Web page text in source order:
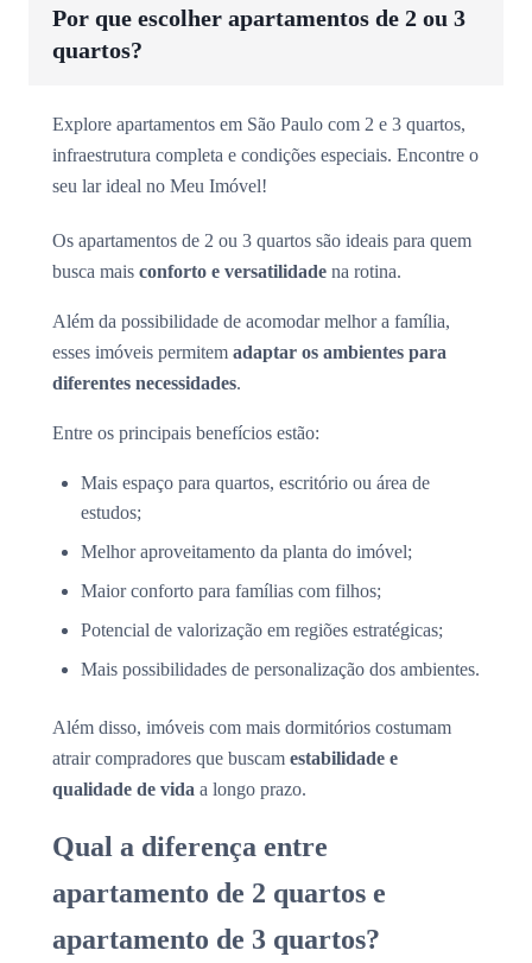
Por que escolher apartamentos de 2 ou 3
quartos?
Explore apartamentos em São Paulo com 2 e 3 quartos,
infraestrutura completa e condições especiais. Encontre o
seu lar ideal no Meu Imóvel!
Os apartamentos de 2 ou 3 quartos são ideais para quem
busca mais conforto e versatilidade na rotina.
Além da possibilidade de acomodar melhor a família,
esses imóveis permitem adaptar os ambientes para
diferentes necessidades.
Entre os principais benefícios estão:
Mais espaço para quartos, escritório ou área de
estudos;
Melhor aproveitamento da planta do imóvel;
Maior conforto para famílias com filhos;
Potencial de valorização em regiões estratégicas;
Mais possibilidades de personalização dos ambientes.
Além disso, imóveis com mais dormitórios costumam
atrair compradores que buscam estabilidade e
qualidade de vida a longo prazo.
Qual a diferença entre
apartamento de 2 quartos e
apartamento de 3 quartos?